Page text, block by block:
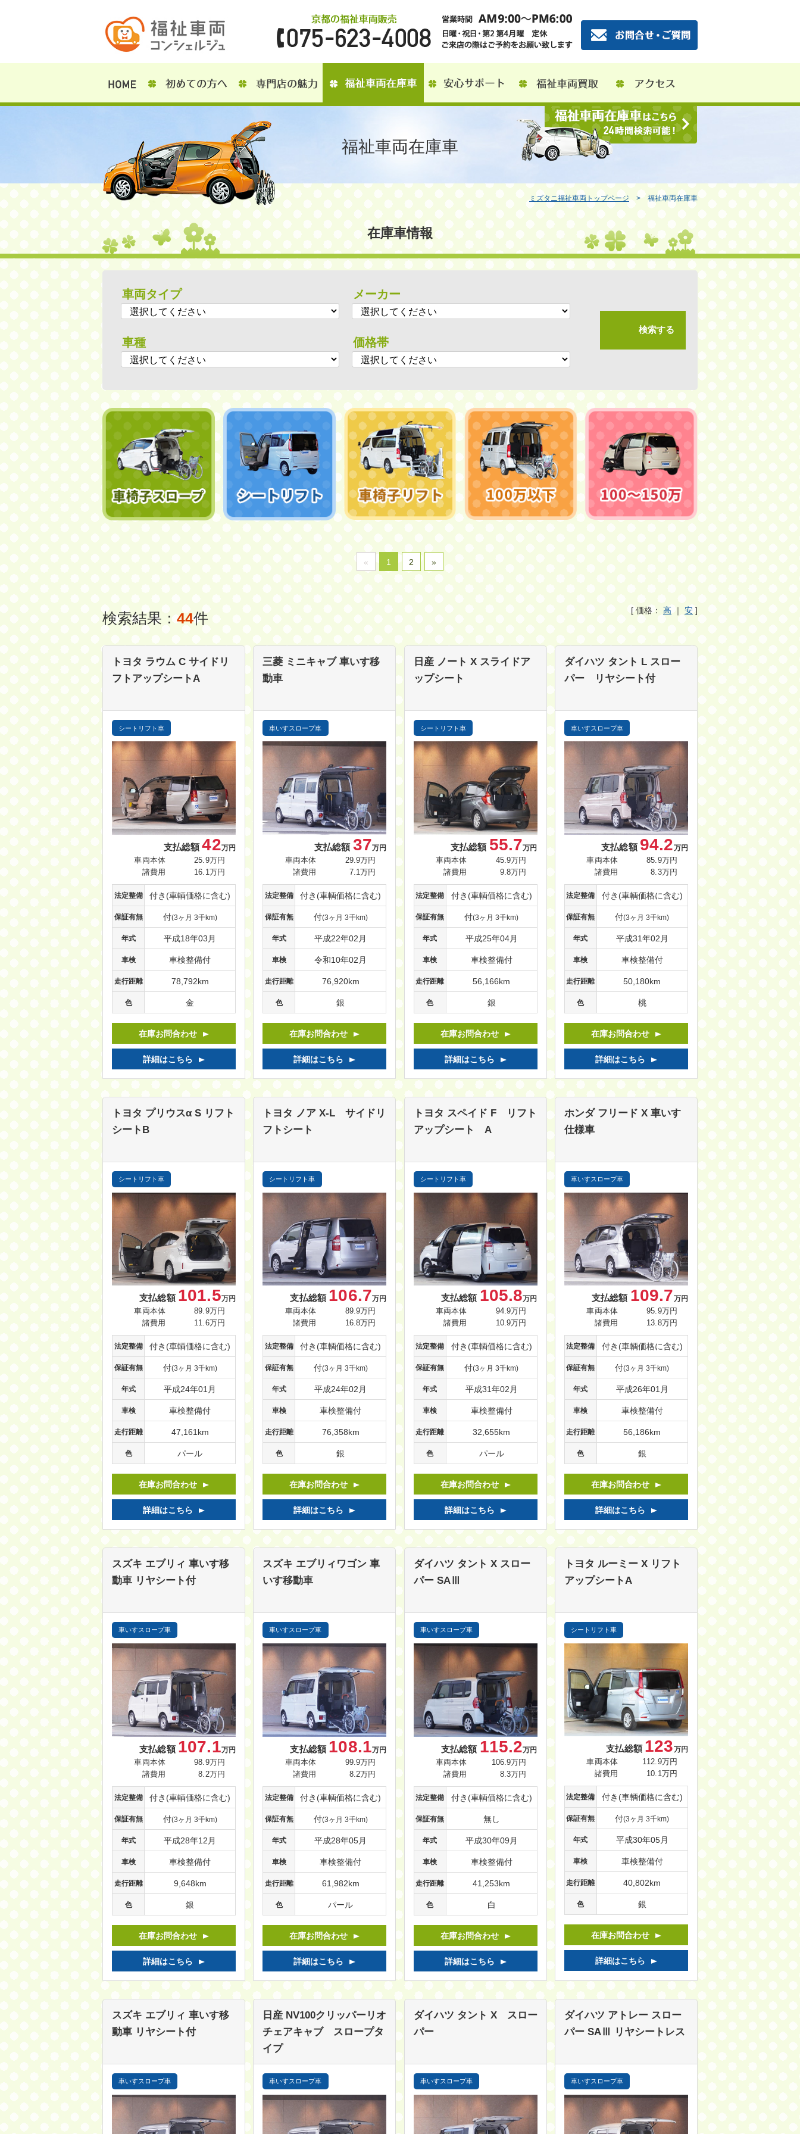
福祉車両在庫車
ミズタニ福祉車両トップページ > 福祉車両在庫車
在庫車情報
車両タイプ メーカー
車種 価格帯
« 1 2 »
検索結果： 44件 [ 価格： 高 ｜ 安 ]
トヨタ ラウム C サイドリ
フトアップシートA
シートリフト車
支払総額42万円
車両本体
25.9万円
諸費用
16.1万円
法定整備 付き(車輌価格に含む)
保証有無 付(3ヶ月 3千km)
年式 平成18年03月
車検 車検整備付
走行距離 78,792km
色 金
在庫お問合わせ
詳細はこちら
三菱 ミニキャブ車いす移
動車
車いすスロープ車
支払総額 37万円
車両本体
29.9万円
諸費用
7.1万円
法定整備 付き(車輌価格に含む)
保証有無 付(3ヶ月 3千km)
年式 平成22年02月
車検 令和10年02月
走行距離 76,920km
色 銀
在庫お問合わせ
詳細はこちら
日産 ノート X スライドア
ップシート
シートリフト車
支払総額 55.7万円
車両本体
45.9万円
諸費用
9.8万円
法定整備 付き(車輌価格に含む)
保証有無 付(3ヶ月 3千km)
年式 平成25年04月
車検 車検整備付
走行距離 56,166km
色 銀
在庫お問合わせ
詳細はこちら
ダイハツ タント L スロー
パー リヤシート付
車いすスロープ車
支払総額 94.2万円
車両本体
85.9万円
諸費用
8.3万円
法定整備 付き(車輌価格に含む)
保証有無 付(3ヶ月 3千km)
年式 平成31年02月
車検 車検整備付
走行距離 50,180km
色 桃
在庫お問合わせ
詳細はこちら
トヨタ プリウスα S リフト
シートB
シートリフト車
支払総額 101.5万円
車両本体
89.9万円
諸費用
11.6万円
法定整備 付き(車輌価格に含む)
保証有無 付(3ヶ月 3千km)
年式 平成24年01月
車検 車検整備付
走行距離 47,161km
色 パール
在庫お問合わせ
詳細はこちら
トヨタ ノアX-L サイドリ
フトシート
シートリフト車
支払総額 106.7万円
車両本体
89.9万円
諸費用
16.8万円
法定整備 付き(車輌価格に含む)
保証有無 付(3ヶ月 3千km)
年式 平成24年02月
車検 車検整備付
走行距離 76,358km
色 銀
在庫お問合わせ
詳細はこちら
トヨタ スペイド F リフト
アップシート A
シートリフト車
支払総額 105.8万円
車両本体
94.9万円
諸費用
10.9万円
法定整備 付き(車輌価格に含む)
保証有無 付(3ヶ月 3千km)
年式 平成31年02月
車検 車検整備付
走行距離 32,655km
色 パール
在庫お問合わせ
詳細はこちら
ホンダ フリード X 車いす
仕様車
車いすスロープ車
支払総額 109.7万円
車両本体
95.9万円
諸費用
13.8万円
法定整備 付き(車輌価格に含む)
保証有無 付(3ヶ月 3千km)
年式 平成26年01月
車検 車検整備付
走行距離 56,186km
色 銀
在庫お問合わせ
詳細はこちら
スズキ エブリィ 車いす移
動車 リヤシート付
車いすスロープ車
支払総額 107.1万円
車両本体
98.9万円
諸費用
8.2万円
法定整備 付き(車輌価格に含む)
保証有無 付(3ヶ月 3千km)
年式 平成28年12月
車検 車検整備付
走行距離 9,648km
色 銀
在庫お問合わせ
詳細はこちら
スズキ エブリィワゴン車
いす移動車
車いすスロープ車
支払総額 108.1万円
車両本体
99.9万円
諸費用
8.2万円
法定整備 付き(車輌価格に含む)
保証有無 付(3ヶ月 3千km)
年式 平成28年05月
車検 車検整備付
走行距離 61,982km
色 パール
在庫お問合わせ
詳細はこちら
ダイハツ タント X スロー
パー SAⅢ
車いすスロープ車
支払総額 115.2万円
車両本体
106.9万円
諸費用
8.3万円
法定整備 付き(車輌価格に含む)
保証有無 無し
年式 平成30年09月
車検 車検整備付
走行距離 41,253km
色 白
在庫お問合わせ
詳細はこちら
トヨタ ルーミー X リフト
アップシートA
シートリフト車
支払総額 123万円
車両本体
112.9万円
諸費用
10.1万円
法定整備 付き(車輌価格に含む)
保証有無 付(3ヶ月 3千km)
年式 平成30年05月
車検 車検整備付
走行距離 40,802km
色 銀
在庫お問合わせ
詳細はこちら
スズキ エブリィ 車いす移
動車 リヤシート付
車いすスロープ車
日産 NV100クリッパーリオ
チェアキャブ スロープタ
イプ
車いすスロープ車
ダイハツ タント X スロー
パー
車いすスロープ車
ダイハツ アトレー スロー
パー SAⅢ リヤシートレス
車いすスロープ車